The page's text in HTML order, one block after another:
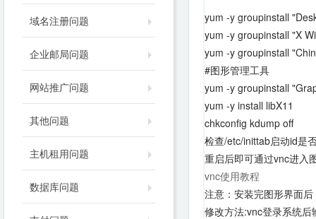
域名注册问题
企业邮局问题
网站推广问题
其他问题
主机租用问题
数据库问题
yum -y groupinstall
yum -y groupinstall "X
yum -y groupinstall
#图形管理工具
yum -y groupinstall
yum -y install libX11
chkconfig kdump off
检查/etc/inittab启动id是
重启后即可通过vnc进入
vnc使用教程
注意：安装完图形界面
修改方法:vnc登录系统后